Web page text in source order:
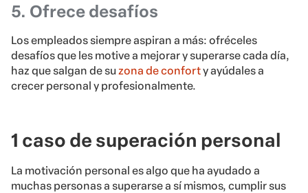
5. Ofrece desafíos
Los empleados siempre aspiran a más: ofréceles
desafíos que les motive a mejorar y superarse cada día,
haz que salgan de suzona de conforty ayúdales a
crecer personal y profesionalmente.
1 caso de superación personal
La motivación personal es algo que ha ayudado a
muchas personas a superarse a sí mismos, cumplir sus